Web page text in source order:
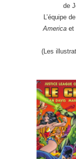
de
L’équipe
America et
(Les